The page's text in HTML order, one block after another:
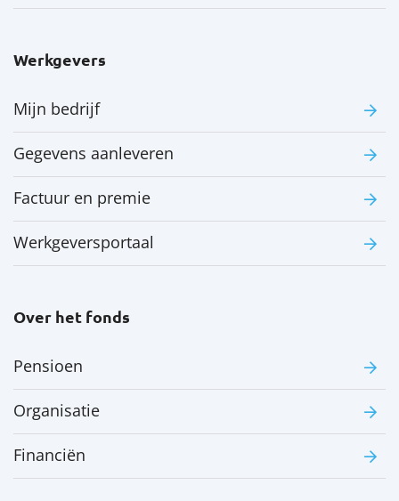
Werkgevers
Mijn bedrijf
Gegevens aanleveren
Factuur en premie
Werkgeversportaal
Over het fonds
Pensioen
Organisatie
Financiën